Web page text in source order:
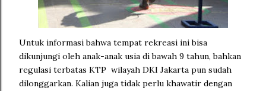
Untuk informasi bahwa tempat rekreasi ini bisa
dikunjungi oleh anak-anak usia di bawah 9 tahun, bahkan
regulasi terbatas KTP wilayah DKI Jakarta pun sudah
dilonggarkan. Kalian juga tidak perlu khawatir dengan